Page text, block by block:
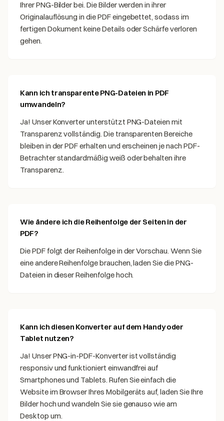
Ihrer PNG-Bilder bei. Die Bilder werden in ihrer
Originalauflösung in die PDF eingebettet, sodass im
fertigen Dokument keine Details oder Schärfe verloren
gehen.
Kann ich transparente PNG-Dateien in PDF
umwandeln?
Ja! Unser Konverter unterstützt PNG-Dateien mit
Transparenz vollständig. Die transparenten Bereiche
bleiben in der PDF erhalten und erscheinen je nach PDF-
Betrachter standardmäßig weiß oder behalten ihre
Transparenz.
Wie ändere ich die Reihenfolge der Seiten in der
PDF?
Die PDF folgt der Reihenfolge in der Vorschau. Wenn Sie
eine andere Reihenfolge brauchen, laden Sie die PNG-
Dateien in dieser Reihenfolge hoch.
Kann ich diesen Konverter auf dem Handy oder
Tablet nutzen?
Ja! Unser PNG-in-PDF-Konverter ist vollständig
responsiv und funktioniert einwandfrei auf
Smartphones und Tablets. Rufen Sie einfach die
Website im Browser Ihres Mobilgeräts auf, laden Sie Ihre
Bilder hoch und wandeln Sie sie genauso wie am
Desktop um.